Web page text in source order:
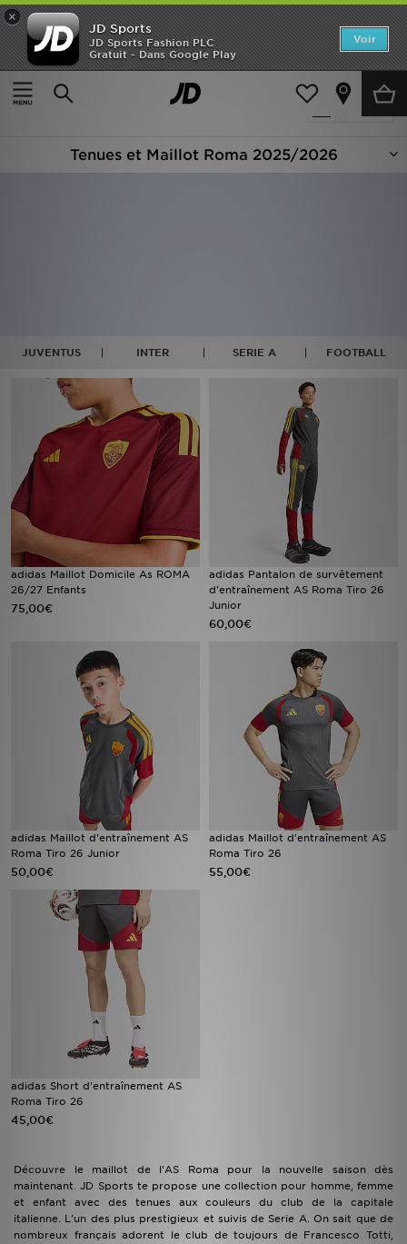
×
JD Sports
JD Sports Fashion PLC
Gratuit - Dans Google Play
Voir
Accueil
Football - Roma
Produits 5
Tenues et Maillot Roma 2025/2026
JUVENTUS INTER SERIE A FOOTBALL
adidas Maillot Domicile As ROMA
26/27 Enfants
75,00€
adidas Pantalon de survêtement
d'entraînement AS Roma Tiro 26
Junior
60,00€
adidas Maillot d'entraînement AS
Roma Tiro 26 Junior
50,00€
adidas Maillot d'entraînement AS
Roma Tiro 26
55,00€
adidas Short d'entraînement AS
Roma Tiro 26
45,00€
Découvre le maillot de l'AS Roma pour la nouvelle saison dès
maintenant. JD Sports te propose une collection pour homme, femme
et enfant avec des tenues aux couleurs du club de la capitale
italienne. L'un des plus prestigieux et suivis de Serie A. On sait que de
nombreux français adorent le club de toujours de Francesco Totti,
Accueil
Nouveautés
PROMOS
Mon JD
Suivre Ma Commande
Service client
Nos Magasins
Télécharge l'Appli